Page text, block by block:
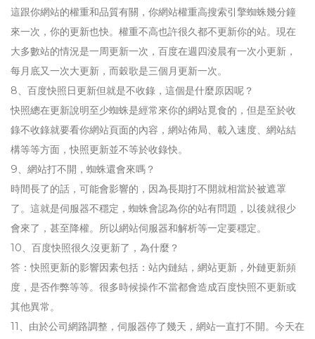
這跟你網站的權重和品質有關，你網站權重高搜索引擎蜘蛛幾分鐘
來一次，你的更新也快。權重不高也許很久都不更新你的站。現在
大多數站的情況是一周更新一次，百度在週四淩晨有一次小更新，
每月底又一次大更新，而穀歌是三個月更新一次。
8、百度快照日更新但就是不收錄，這個是什麼原因呢？
快照總在更新說明至少蜘蛛是經常來你的網站覓食的，但是至於收
錄不收錄就要看你網站頁面的內容，網站佈局、載入速度、網站結
構等等方面，快照更新並不等於收錄快。
9、網站打不開，蜘蛛還會來嗎？
時間長了的話，可能會影響的，因為長期打不開就相當於被遮罩
了。這就是伺服器不穩定，蜘蛛會認為你的站有問題，以後就很少
會來了，甚至降權。所以網站伺服器和解析等一定要穩定。
10、百度快照很久沒更新了，為什麼？
答：快照更新的影響因素包括：站內鏈結，網站更新，外鏈更新頻
度，是否作弊等等。很多時候操作不當都會造成百度快照不更新或
其他異常。
11、由於公司網路調整，伺服器停了幾天，網站一直打不開。今天在